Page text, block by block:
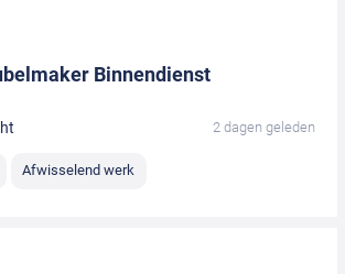
Binnendienst
2 dagen geleden
Afwisselend werk